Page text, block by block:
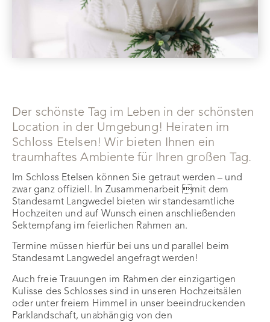
Der schönste Tag im Leben in der schönsten
Location in der Umgebung! Heiraten im
Schloss Etelsen! Wir bieten Ihnen ein
traumhaftes Ambiente für Ihren großen Tag.
Im Schloss Etelsen können Sie getraut werden – und
zwar ganz offiziell. In Zusammenarbeit mit dem
Standesamt Langwedel bieten wir standesamtliche
Hochzeiten und auf Wunsch einen anschließenden
Sektempfang im feierlichen Rahmen an.
Termine müssen hierfür bei uns und parallel beim
Standesamt Langwedel angefragt werden!
Auch freie Trauungen im Rahmen der einzigartigen
Kulisse des Schlosses sind in unseren Hochzeitsälen
oder unter freiem Himmel in unser beeindruckenden
Parklandschaft, unabhängig von den